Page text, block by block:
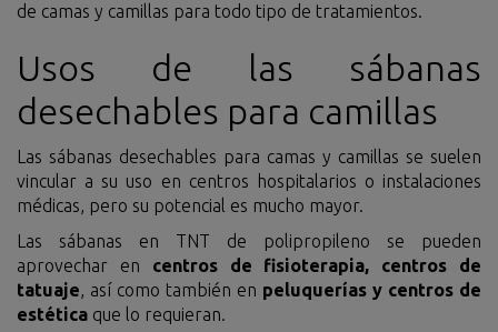
de camas y camillas para todo tipo de tratamientos.
Usos de las sábanas
desechables para camillas
Las sábanas desechables para camas y camillas se suelen
vincular a su uso en centros hospitalarios o instalaciones
médicas, pero su potencial es mucho mayor.
Las sábanas en TNT de polipropileno se pueden
aprovechar en centros de fisioterapia, centros de
tatuaje, así como también en peluquerías y centros de
estética que lo requieran.